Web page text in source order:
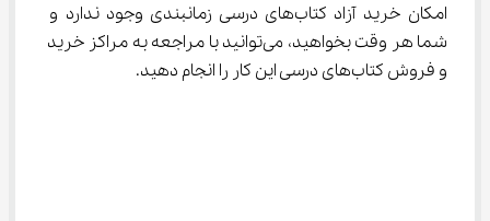
امکان خرید آزاد کتاب‌های درسی زمانبندی وجود ندارد و
شما هر وقت بخواهید، می‌توانید با مراجعه به مراکز خرید
و فروش کتاب‌های درسی این کار را انجام دهید.